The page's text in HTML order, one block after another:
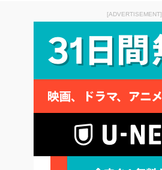
[ADVERTISEMENT]